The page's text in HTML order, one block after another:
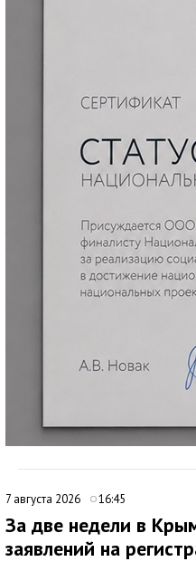
7 августа 2026 16:45
За две недели в
заявлений на